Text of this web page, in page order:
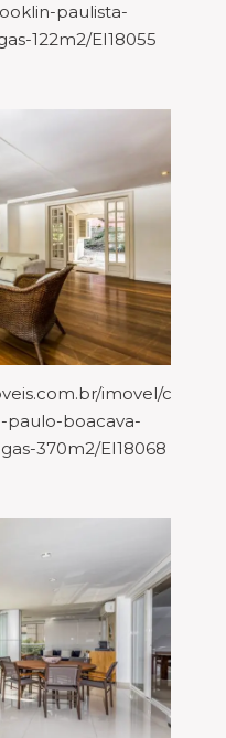
paulista-
122m2/EI18055
imovel/casa-
paulo-boacava-
370m2/EI18068